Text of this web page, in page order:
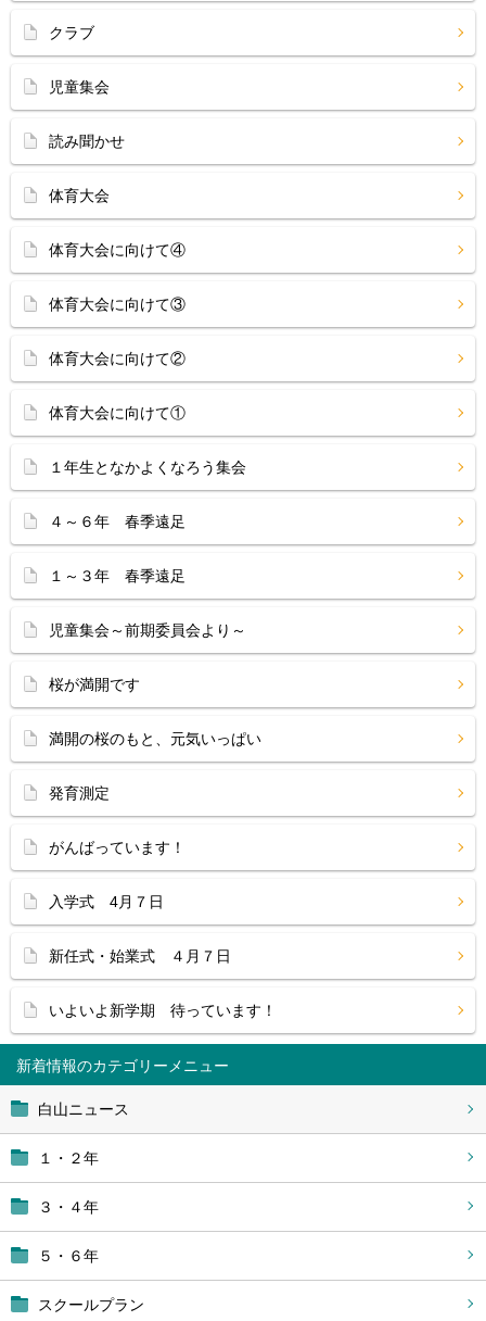
新着情報
白山ニュース
１・２年
３・４年
５・６年
スクールプラン
クラブ
児童集会
読み聞かせ
体育大会
体育大会に向けて④
体育大会に向けて③
体育大会に向けて②
体育大会に向けて①
１年生となかよくなろう集会
４～６年 春季遠足
１～３年 春季遠足
児童集会～前期委員会より～
桜が満開です
満開の桜のもと、元気いっぱい
発育測定
がんばっています！
入学式 4月７日
新任式・始業式 ４月７日
いよいよ新学期 待っています！